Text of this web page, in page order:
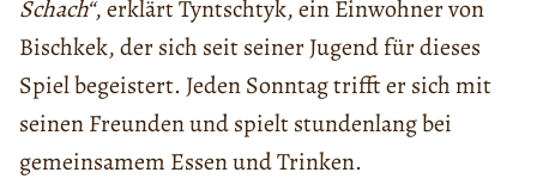
Schach“, erklärt Tyntschtyk, ein Einwohner von
Bischkek, der sich seit seiner Jugend für dieses
Spiel begeistert. Jeden Sonntag trifft er sich mit
seinen Freunden und spielt stundenlang bei
gemeinsamem Essen und Trinken.